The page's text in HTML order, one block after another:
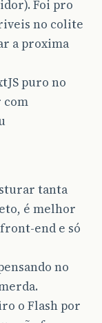
Foi pro
no colite
a proxima
puro no
com
tanta
é melhor
end e só
no
o Flash por